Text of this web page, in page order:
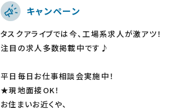
キャンペーン
タスクアライブでは今、工場系求人が激アツ！
注目の求人多数掲載中です♪
平日毎日お仕事相談会実施中！
★現地面接OK！
お住まいお近くや、